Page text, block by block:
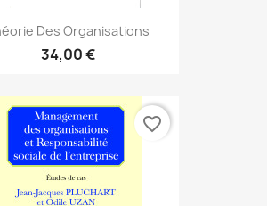
Des Organisations
34,00 €
favorite_border